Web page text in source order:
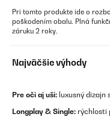
Pri tomto produkte ide o
poškodením obalu. Plná
záruku 2 roky.
Najväčšie výhody
Pre oči aj uši: luxusný dizajn
Longplay & Single: rýchlosti